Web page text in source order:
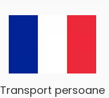
Transport persoane